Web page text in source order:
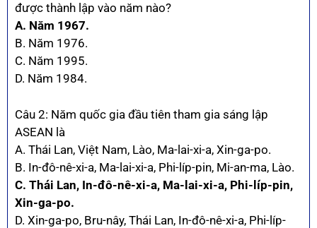
được thành lập vào năm nào?
A. Năm 1967.
B. Năm 1976.
C. Năm 1995.
D. Năm 1984.
Câu 2: Năm quốc gia đầu tiên tham gia sáng lập
ASEAN là
A. Thái Lan, Việt Nam, Lào, Ma-lai-xi-a, Xin-ga-po.
B. In-đô-nê-xi-a, Ma-lai-xi-a, Phi-líp-pin, Mi-an-ma, Lào.
C. Thái Lan, In-đô-nê-xi-a, Ma-lai-xi-a, Phi-líp-pin,
Xin-ga-po.
D. Xin-ga-po, Bru-nây, Thái Lan, In-đô-nê-xi-a, Phi-líp-